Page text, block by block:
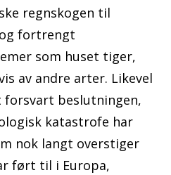
regnskogen til
fortrengt
som huset tiger,
av andre arter. Likevel
forsvart beslutningen,
katastrofe har
nok langt overstiger
ført til i Europa,